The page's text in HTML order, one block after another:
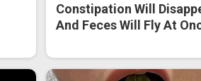
Constipation Will
And Feces Will Fly At